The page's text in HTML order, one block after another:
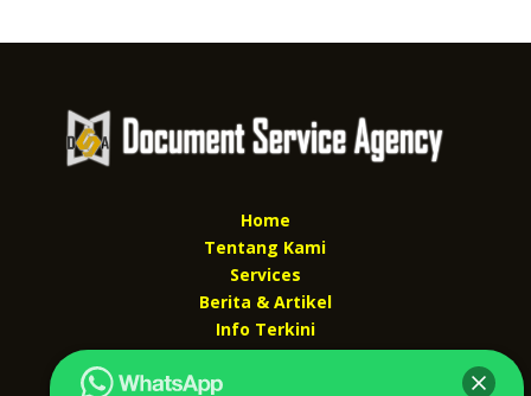
Home
Tentang Kami
Services
Berita & Artikel
Info Terkini
Kontak Kami